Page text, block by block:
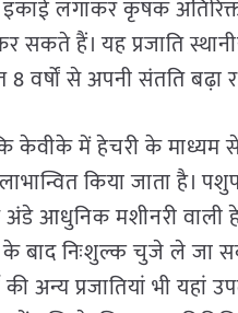
इकाई लगाकर कृषक
सकते हैं। यह प्रजाति
वर्षों से अपनी संतति बढ़ा
केवीके में हेचरी के माध्यम
किया जाता है।
अंडे आधुनिक मशीनरी वाली
बाद निःशुल्क चुजे ले जा
की अन्य प्रजातियां भी यहां